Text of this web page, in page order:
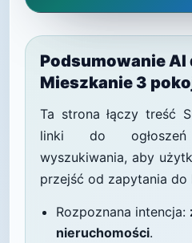
Podsumowanie AI
Mieszkanie 3
Ta strona łączy treść
linki do
wyszukiwania, aby
przejść od zapytania
Rozpoznana intencja:
nieruchomości.